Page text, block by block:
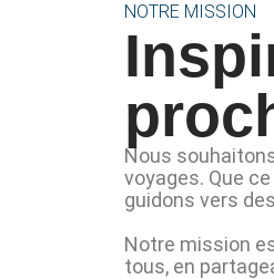
NOTRE MISSION
Nous
voyages. Que
guidons vers
Notre mission
tous, en